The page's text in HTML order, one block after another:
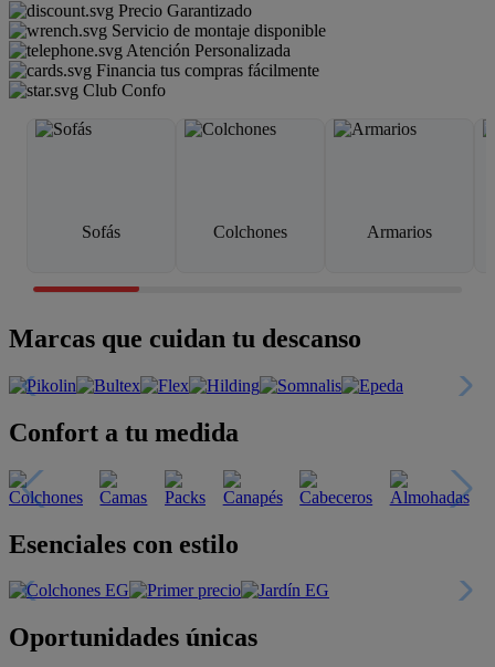
Precio Garantizado
Servicio de montaje disponible
Atención Personalizada
Financia tus compras fácilmente
Club Confo
Sofás Colchones Armarios
Marcas que cuidan tu descanso
Confort a tu medida
Esenciales con estilo
Oportunidades únicas